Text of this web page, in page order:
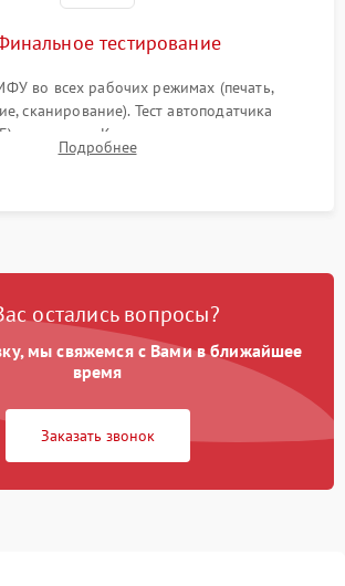
тестирование
во всех рабочих режимах (печать,
сканирование). Тест автоподатчика
и дуплекса. Контроль качества отпечатка
фона, полос и надежность запекания
Подробнее
остались вопросы?
мы свяжемся с Вами в ближайшее
время
Заказать звонок